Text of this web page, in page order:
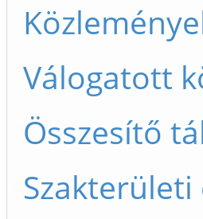
Válogatott
Összesítő